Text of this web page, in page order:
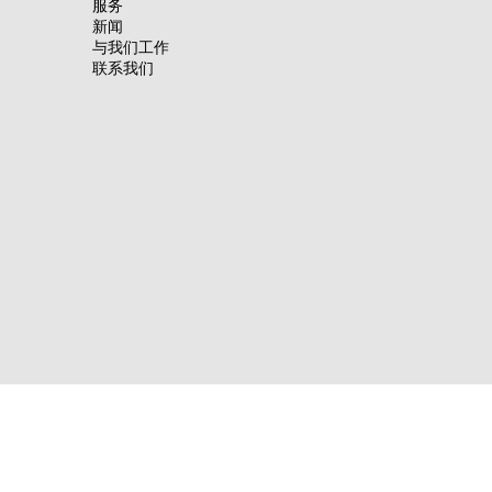
服务
新闻
与我们工作
联系我们